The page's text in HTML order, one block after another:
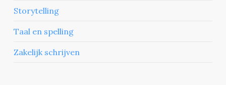
Storytelling
Taal en spelling
Zakelijk schrijven